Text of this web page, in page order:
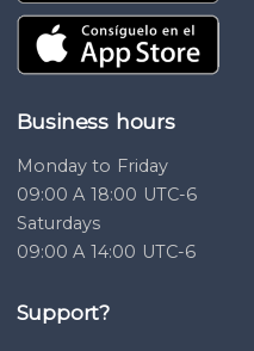
Business hours
Monday to Friday
09:00 A 18:00 UTC-6
Saturdays
09:00 A 14:00 UTC-6
Support?